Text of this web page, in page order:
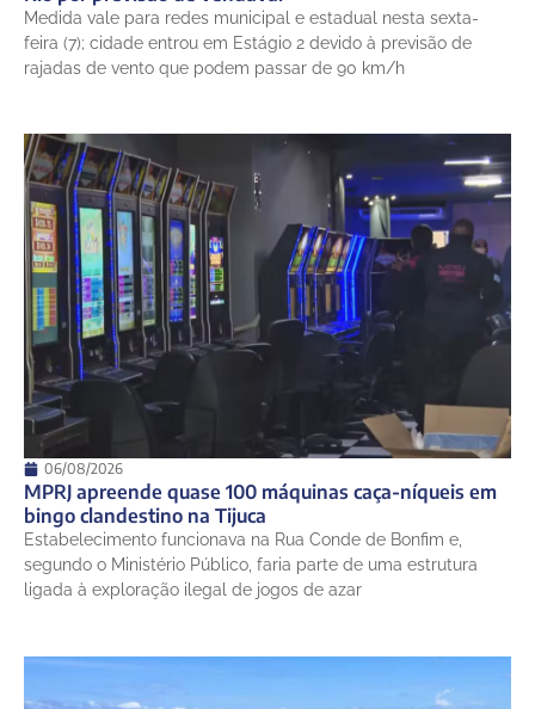
Medida vale para redes municipal e estadual nesta sexta-
feira (7); cidade entrou em Estágio 2 devido à previsão de
rajadas de vento que podem passar de 90 km/h
06/08/2026
MPRJ apreende quase 100 máquinas caça-níqueis em
bingo clandestino na Tijuca
Estabelecimento funcionava na Rua Conde de Bonfim e,
segundo o Ministério Público, faria parte de uma estrutura
ligada à exploração ilegal de jogos de azar